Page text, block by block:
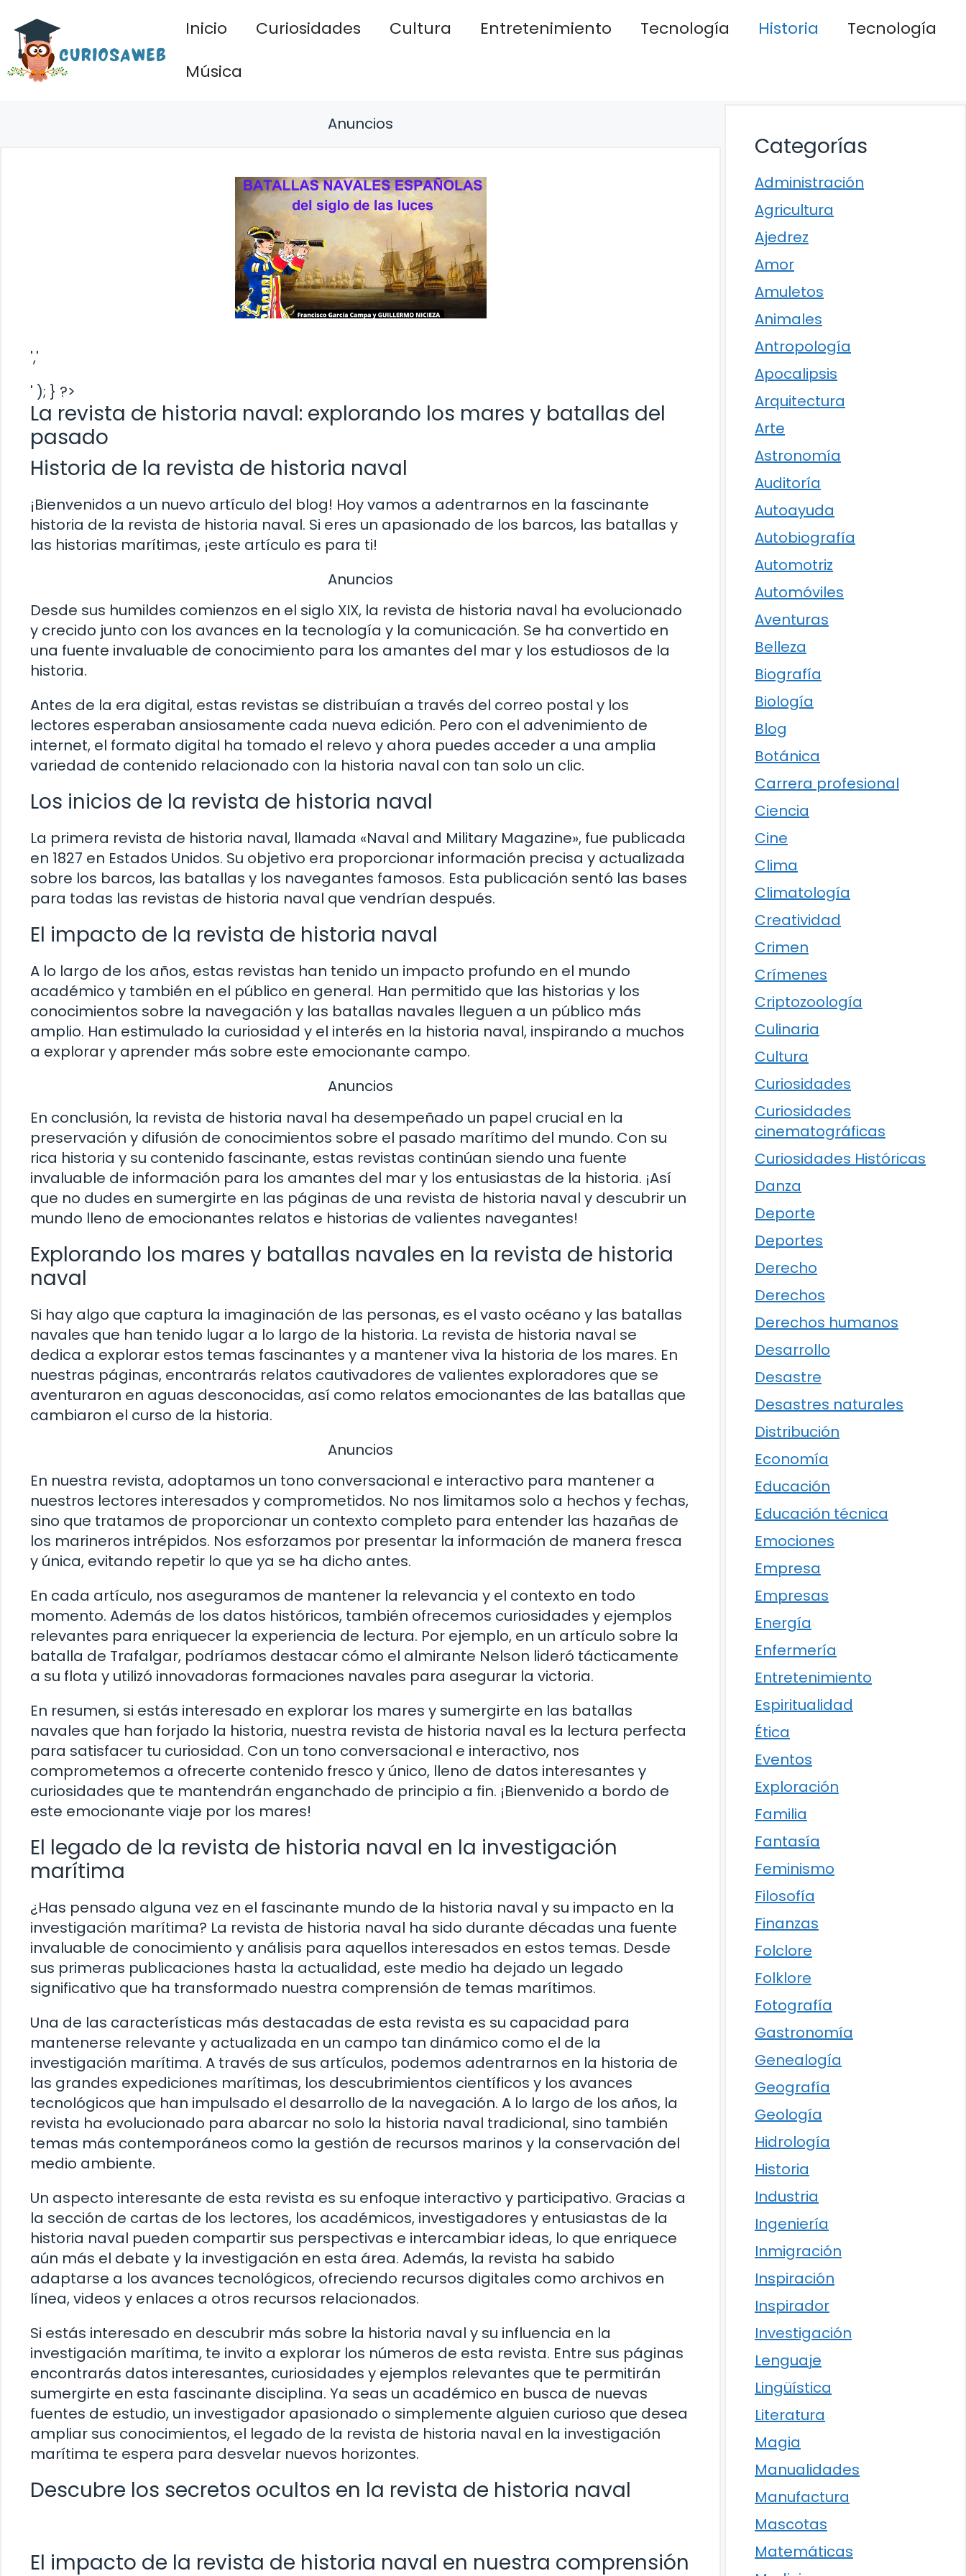
contenido
Inicio Curiosidades Cultura Entretenimiento Tecnología Historia
Tecnología
Música
Anuncios
','
' ); } ?>
La revista de historia naval: explorando los mares y batallas del
pasado
Historia de la revista de historia naval
¡Bienvenidos a un nuevo artículo del blog! Hoy vamos a adentrarnos en la fascinante
historia de la revista de historia naval. Si eres un apasionado de los barcos, las batallas y
las historias marítimas, ¡este artículo es para ti!
Anuncios
Desde sus humildes comienzos en el siglo XIX, la revista de historia naval ha evolucionado
y crecido junto con los avances en la tecnología y la comunicación. Se ha convertido en
una fuente invaluable de conocimiento para los amantes del mar y los estudiosos de la
historia.
Antes de la era digital, estas revistas se distribuían a través del correo postal y los
lectores esperaban ansiosamente cada nueva edición. Pero con el advenimiento de
internet, el formato digital ha tomado el relevo y ahora puedes acceder a una amplia
variedad de contenido relacionado con la historia naval con tan solo un clic.
Los inicios de la revista de historia naval
La primera revista de historia naval, llamada «Naval and Military Magazine», fue publicada
en 1827 en Estados Unidos. Su objetivo era proporcionar información precisa y actualizada
sobre los barcos, las batallas y los navegantes famosos. Esta publicación sentó las bases
para todas las revistas de historia naval que vendrían después.
El impacto de la revista de historia naval
A lo largo de los años, estas revistas han tenido un impacto profundo en el mundo
académico y también en el público en general. Han permitido que las historias y los
conocimientos sobre la navegación y las batallas navales lleguen a un público más
amplio. Han estimulado la curiosidad y el interés en la historia naval, inspirando a muchos
a explorar y aprender más sobre este emocionante campo.
Anuncios
En conclusión, la revista de historia naval ha desempeñado un papel crucial en la
preservación y difusión de conocimientos sobre el pasado marítimo del mundo. Con su
rica historia y su contenido fascinante, estas revistas continúan siendo una fuente
invaluable de información para los amantes del mar y los entusiastas de la historia. ¡Así
que no dudes en sumergirte en las páginas de una revista de historia naval y descubrir un
mundo lleno de emocionantes relatos e historias de valientes navegantes!
Explorando los mares y batallas navales en la revista de historia
naval
Si hay algo que captura la imaginación de las personas, es el vasto océano y las batallas
navales que han tenido lugar a lo largo de la historia. La revista de historia naval se
dedica a explorar estos temas fascinantes y a mantener viva la historia de los mares. En
nuestras páginas, encontrarás relatos cautivadores de valientes exploradores que se
aventuraron en aguas desconocidas, así como relatos emocionantes de las batallas que
cambiaron el curso de la historia.
Anuncios
En nuestra revista, adoptamos un tono conversacional e interactivo para mantener a
nuestros lectores interesados y comprometidos. No nos limitamos solo a hechos y fechas,
sino que tratamos de proporcionar un contexto completo para entender las hazañas de
los marineros intrépidos. Nos esforzamos por presentar la información de manera fresca
y única, evitando repetir lo que ya se ha dicho antes.
En cada artículo, nos aseguramos de mantener la relevancia y el contexto en todo
momento. Además de los datos históricos, también ofrecemos curiosidades y ejemplos
relevantes para enriquecer la experiencia de lectura. Por ejemplo, en un artículo sobre la
batalla de Trafalgar, podríamos destacar cómo el almirante Nelson lideró tácticamente
a su flota y utilizó innovadoras formaciones navales para asegurar la victoria.
En resumen, si estás interesado en explorar los mares y sumergirte en las batallas
navales que han forjado la historia, nuestra revista de historia naval es la lectura perfecta
para satisfacer tu curiosidad. Con un tono conversacional e interactivo, nos
comprometemos a ofrecerte contenido fresco y único, lleno de datos interesantes y
curiosidades que te mantendrán enganchado de principio a fin. ¡Bienvenido a bordo de
este emocionante viaje por los mares!
El legado de la revista de historia naval en la investigación
marítima
¿Has pensado alguna vez en el fascinante mundo de la historia naval y su impacto en la
investigación marítima? La revista de historia naval ha sido durante décadas una fuente
invaluable de conocimiento y análisis para aquellos interesados en estos temas. Desde
sus primeras publicaciones hasta la actualidad, este medio ha dejado un legado
significativo que ha transformado nuestra comprensión de temas marítimos.
Una de las características más destacadas de esta revista es su capacidad para
mantenerse relevante y actualizada en un campo tan dinámico como el de la
investigación marítima. A través de sus artículos, podemos adentrarnos en la historia de
las grandes expediciones marítimas, los descubrimientos científicos y los avances
tecnológicos que han impulsado el desarrollo de la navegación. A lo largo de los años, la
revista ha evolucionado para abarcar no solo la historia naval tradicional, sino también
temas más contemporáneos como la gestión de recursos marinos y la conservación del
medio ambiente.
Un aspecto interesante de esta revista es su enfoque interactivo y participativo. Gracias a
la sección de cartas de los lectores, los académicos, investigadores y entusiastas de la
historia naval pueden compartir sus perspectivas e intercambiar ideas, lo que enriquece
aún más el debate y la investigación en esta área. Además, la revista ha sabido
adaptarse a los avances tecnológicos, ofreciendo recursos digitales como archivos en
línea, videos y enlaces a otros recursos relacionados.
Si estás interesado en descubrir más sobre la historia naval y su influencia en la
investigación marítima, te invito a explorar los números de esta revista. Entre sus páginas
encontrarás datos interesantes, curiosidades y ejemplos relevantes que te permitirán
sumergirte en esta fascinante disciplina. Ya seas un académico en busca de nuevas
fuentes de estudio, un investigador apasionado o simplemente alguien curioso que desea
ampliar sus conocimientos, el legado de la revista de historia naval en la investigación
marítima te espera para desvelar nuevos horizontes.
Descubre los secretos ocultos en la revista de historia naval
El impacto de la revista de historia naval en nuestra comprensión
Categorías
Administración
Agricultura
Ajedrez
Amor
Amuletos
Animales
Antropología
Apocalipsis
Arquitectura
Arte
Astronomía
Auditoría
Autoayuda
Autobiografía
Automotriz
Automóviles
Aventuras
Belleza
Biografía
Biología
Blog
Botánica
Carrera profesional
Ciencia
Cine
Clima
Climatología
Creatividad
Crimen
Crímenes
Criptozoología
Culinaria
Cultura
Curiosidades
Curiosidades
cinematográficas
Curiosidades Históricas
Danza
Deporte
Deportes
Derecho
Derechos
Derechos humanos
Desarrollo
Desastre
Desastres naturales
Distribución
Economía
Educación
Educación técnica
Emociones
Empresa
Empresas
Energía
Enfermería
Entretenimiento
Espiritualidad
Ética
Eventos
Exploración
Familia
Fantasía
Feminismo
Filosofía
Finanzas
Folclore
Folklore
Fotografía
Gastronomía
Genealogía
Geografía
Geología
Hidrología
Historia
Industria
Ingeniería
Inmigración
Inspiración
Inspirador
Investigación
Lenguaje
Lingüística
Literatura
Magia
Manualidades
Manufactura
Mascotas
Matemáticas